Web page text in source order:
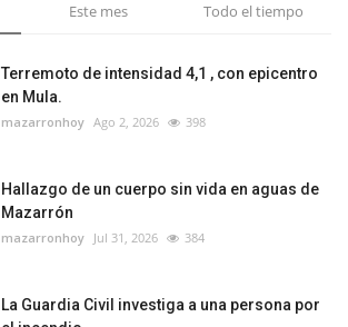
Este mes Todo el tiempo
Terremoto de intensidad 4,1 , con epicentro
en Mula.
mazarronhoy Ago 2, 2026 398
Hallazgo de un cuerpo sin vida en aguas de
Mazarrón
mazarronhoy Jul 31, 2026 384
La Guardia Civil investiga a una persona por